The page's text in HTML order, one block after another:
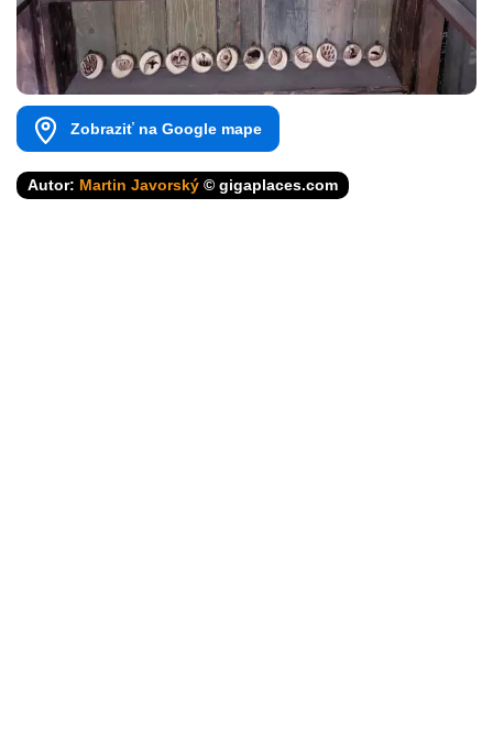
Zobraziť na Google mape
Autor: Martin Javorský © gigaplaces.com